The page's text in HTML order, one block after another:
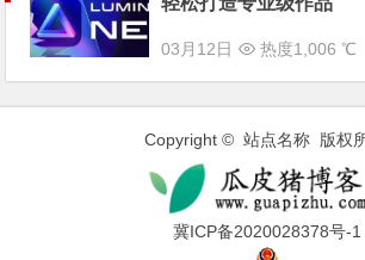
03月12日 热度1,006 ℃
Copyright © 站点名称 版权
冀ICP备2020028378号-1